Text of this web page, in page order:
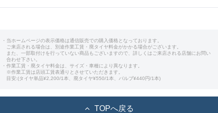
・当ホームページの表示価格は通信販売での購入価格となっております。
ご来店される場合は、別途作業工賃・廃タイヤ料金がかかる場合がございます。
また、一部取付けを行っていない商品もございますので、詳しくはご来店される店舗にお問い
合わせ下さい。
・作業工賃・廃タイヤ料金は、サイズ・車種により異なります。
※作業工賃は店頭工賃表通りとさせていただきます。
目安:(タイヤ単品¥2,200/1本、廃タイヤ¥550/1本、バルブ¥440円/1本)
TOPへ戻る